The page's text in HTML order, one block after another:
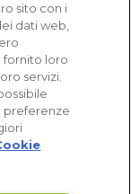
sito con i
dati web,
fornito loro
servizi.
preferenze